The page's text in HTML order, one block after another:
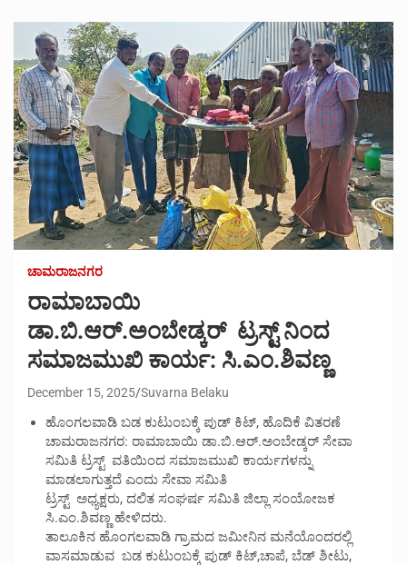
ಚಾಮರಾಜನಗರ
ರಾಮಾಬಾಯಿ
ಡಾ.ಬಿ.ಆರ್.ಅಂಬೇಡ್ಕರ್ ಟ್ರಸ್ಟ್ ನಿಂದ
ಸಮಾಜಮುಖಿ ಕಾರ್ಯ: ಸಿ.ಎಂ.ಶಿವಣ್ಣ
December 15, 2025 Suvarna Belaku
ಹೊಂಗಲವಾಡಿ ಬಡ ಕುಟುಂಬಕ್ಕೆ ಪುಡ್ ಕಿಟ್, ಹೊದಿಕೆ ವಿತರಣೆ
ಚಾಮರಾಜನಗರ: ರಾಮಾಬಾಯಿ ಡಾ.ಬಿ.ಆರ್.ಅಂಬೇಡ್ಕರ್ ಸೇವಾ
ಸಮಿತಿ ಟ್ರಸ್ಟ್ ವತಿಯಿಂದ ಸಮಾಜಮುಖಿ ಕಾರ್ಯಗಳನ್ನು
ಮಾಡಲಾಗುತ್ತದೆ ಎಂದು ಸೇವಾ ಸಮಿತಿ
ಟ್ರಸ್ಟ್ ಅಧ್ಯಕ್ಷರು, ದಲಿತ ಸಂಘರ್ಷ ಸಮಿತಿ ಜಿಲ್ಲಾ ಸಂಯೋಜಕ
ಸಿ.ಎಂ.ಶಿವಣ್ಣ ಹೇಳಿದರು.
ತಾಲೂಕಿನ ಹೊಂಗಲವಾಡಿ ಗ್ರಾಮದ ಜಮೀನಿನ ಮನೆಯೊಂದರಲ್ಲಿ
ವಾಸಮಾಡುವ ಬಡ ಕುಟುಂಬಕ್ಕೆ ಪುಡ್ ಕಿಟ್,ಚಾಪೆ, ಬೆಡ್ ಶೀಟು,